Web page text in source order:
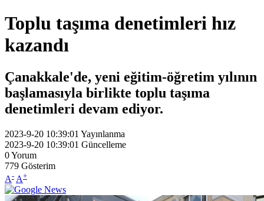
Toplu taşıma denetimleri hız
kazandı
Çanakkale'de, yeni eğitim-öğretim yılının
başlamasıyla birlikte toplu taşıma
denetimleri devam ediyor.
2023-9-20 10:39:01 Yayınlanma
2023-9-20 10:39:01 Güncelleme
0Yorum
779 Gösterim
A- A+